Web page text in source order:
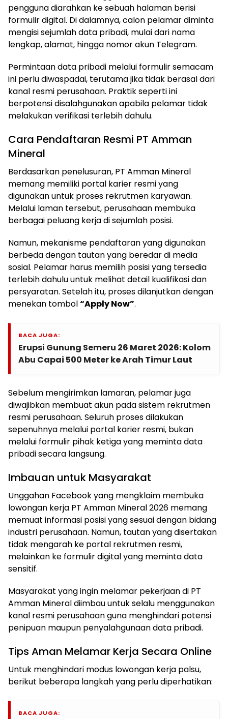
pengguna diarahkan ke sebuah halaman berisi
formulir digital. Di dalamnya, calon pelamar diminta
mengisi sejumlah data pribadi, mulai dari nama
lengkap, alamat, hingga nomor akun Telegram.
Permintaan data pribadi melalui formulir semacam
ini perlu diwaspadai, terutama jika tidak berasal dari
kanal resmi perusahaan. Praktik seperti ini
berpotensi disalahgunakan apabila pelamar tidak
melakukan verifikasi terlebih dahulu.
Cara Pendaftaran Resmi PT Amman
Mineral
Berdasarkan penelusuran, PT Amman Mineral
memang memiliki portal karier resmi yang
digunakan untuk proses rekrutmen karyawan.
Melalui laman tersebut, perusahaan membuka
berbagai peluang kerja di sejumlah posisi.
Namun, mekanisme pendaftaran yang digunakan
berbeda dengan tautan yang beredar di media
sosial. Pelamar harus memilih posisi yang tersedia
terlebih dahulu untuk melihat detail kualifikasi dan
persyaratan. Setelah itu, proses dilanjutkan dengan
menekan tombol“Apply Now”.
BACA JUGA:
Erupsi Gunung Semeru 26 Maret 2026: Kolom
Abu Capai 500 Meter ke Arah Timur Laut
Sebelum mengirimkan lamaran, pelamar juga
diwajibkan membuat akun pada sistem rekrutmen
resmi perusahaan. Seluruh proses dilakukan
sepenuhnya melalui portal karier resmi, bukan
melalui formulir pihak ketiga yang meminta data
pribadi secara langsung.
Imbauan untuk Masyarakat
Unggahan Facebook yang mengklaim membuka
lowongan kerja PT Amman Mineral 2026 memang
memuat informasi posisi yang sesuai dengan bidang
industri perusahaan. Namun, tautan yang disertakan
tidak mengarah ke portal rekrutmen resmi,
melainkan ke formulir digital yang meminta data
sensitif.
Masyarakat yang ingin melamar pekerjaan di PT
Amman Mineral diimbau untuk selalu menggunakan
kanal resmi perusahaan guna menghindari potensi
penipuan maupun penyalahgunaan data pribadi.
Tips Aman Melamar Kerja Secara Online
Untuk menghindari modus lowongan kerja palsu,
berikut beberapa langkah yang perlu diperhatikan:
BACA JUGA: